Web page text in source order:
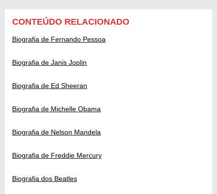
CONTEÚDO RELACIONADO
Biografia de Fernando Pessoa
Biografia de Janis Joplin
Biografia de Ed Sheeran
Biografia de Michelle Obama
Biografia de Nelson Mandela
Biografia de Freddie Mercury
Biografia dos Beatles